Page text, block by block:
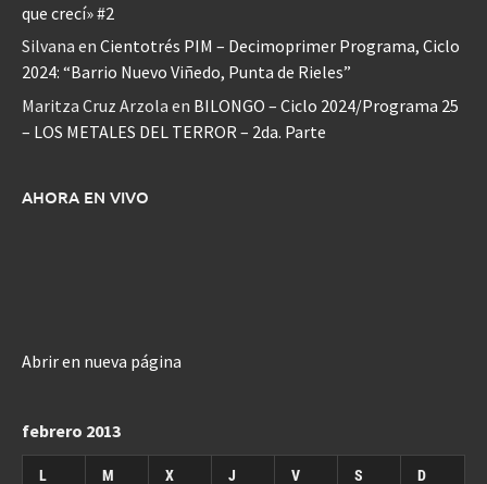
que crecí» #2
Silvana en Cientotrés PIM – Decimoprimer Programa, Ciclo
2024: “Barrio Nuevo Viñedo, Punta de Rieles”
Maritza Cruz Arzola en BILONGO – Ciclo 2024/Programa 25
– LOS METALES DEL TERROR – 2da. Parte
AHORA EN VIVO
Abrir en nueva página
febrero 2013
L M X J V S D